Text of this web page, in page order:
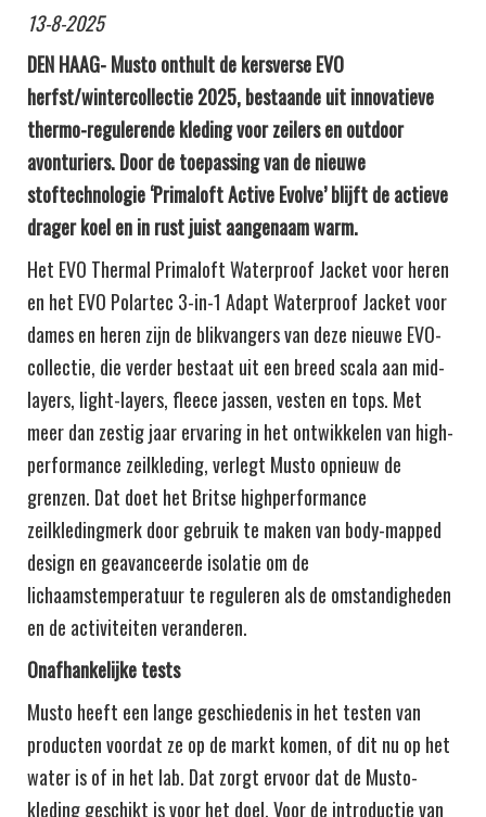
13-8-2025
DEN HAAG- Musto onthult de kersverse EVO
herfst/wintercollectie 2025, bestaande uit innovatieve
thermo-regulerende kleding voor zeilers en outdoor
avonturiers. Door de toepassing van de nieuwe
stoftechnologie ‘Primaloft Active Evolve’ blijft de actieve
drager koel en in rust juist aangenaam warm.
Het EVO Thermal Primaloft Waterproof Jacket voor heren
en het EVO Polartec 3-in-1 Adapt Waterproof Jacket voor
dames en heren zijn de blikvangers van deze nieuwe EVO-
collectie, die verder bestaat uit een breed scala aan mid-
layers, light-layers, fleece jassen, vesten en tops. Met
meer dan zestig jaar ervaring in het ontwikkelen van high-
performance zeilkleding, verlegt Musto opnieuw de
grenzen. Dat doet het Britse highperformance
zeilkledingmerk door gebruik te maken van body-mapped
design en geavanceerde isolatie om de
lichaamstemperatuur te reguleren als de omstandigheden
en de activiteiten veranderen.
Onafhankelijke tests
Musto heeft een lange geschiedenis in het testen van
producten voordat ze op de markt komen, of dit nu op het
water is of in het lab. Dat zorgt ervoor dat de Musto-
kleding geschikt is voor het doel. Voor de introductie van